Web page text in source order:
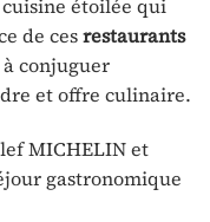
cuisine étoilée qui
de cesrestaurants
conjuguer
et offre culinaire.
MICHELIN et
gastronomique